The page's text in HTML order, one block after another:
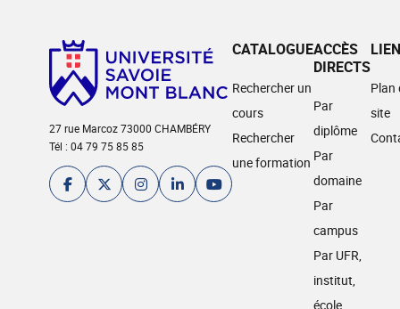
27 rue Marcoz 73000 CHAMBÉRY
Tél : 04 79 75 85 85
CATALOGUE
Rechercher un
cours
Rechercher
une formation
ACCÈS
DIRECTS
Par
diplôme
Par
domaine
Par
campus
Par UFR,
institut,
école
Plan
site